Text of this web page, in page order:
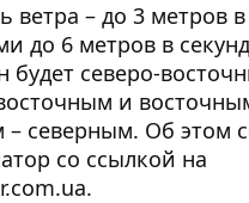
ветра – до 3 метров в
до 6 метров в
будет северо-
и
– северным. Об этом
со ссылкой на
.